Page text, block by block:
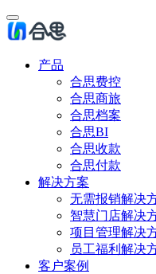
产品
合思费控
合思商旅
合思档案
合思BI
合思收款
合思付款
解决方案
无需报销解决
智慧门店解决
项目管理解决
员工福利解决
客户案例